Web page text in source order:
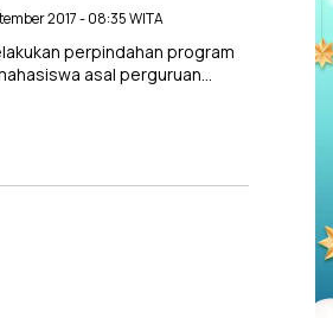
2017 - 08:35 WITA
perpindahan program
asal perguruan…